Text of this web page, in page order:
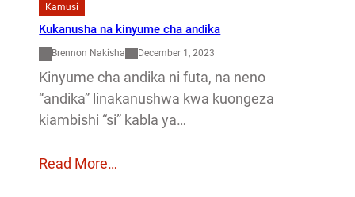
Kamusi
Kukanusha na kinyume cha andika
Brennon Nakisha December 1, 2023
Kinyume cha andika ni futa, na neno
“andika” linakanushwa kwa kuongeza
kiambishi “si” kabla ya…
Read More…